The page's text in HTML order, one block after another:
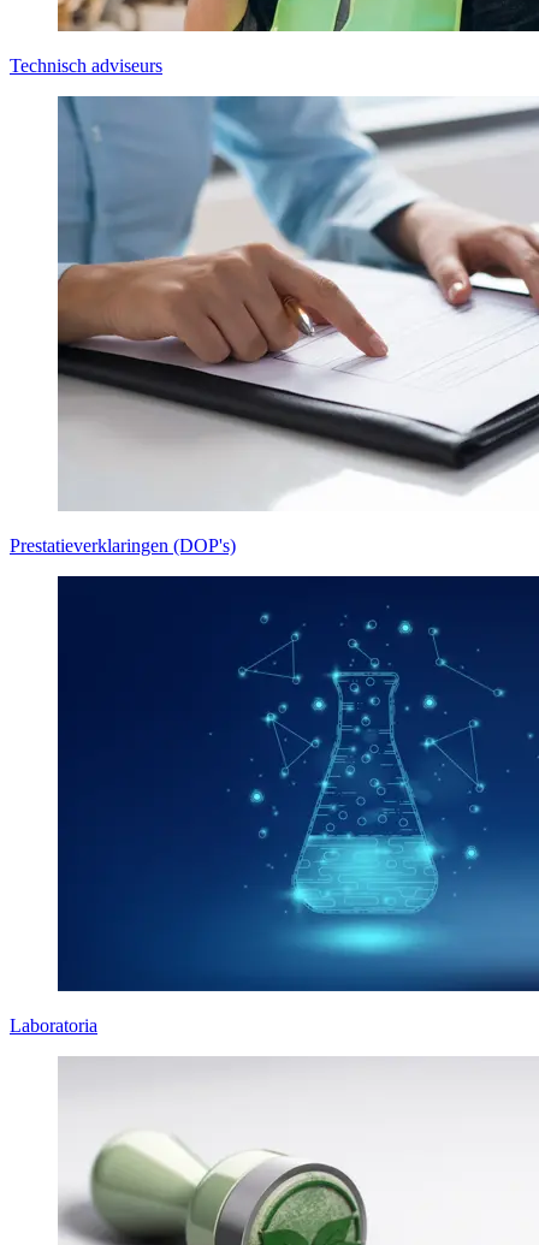
Technisch adviseurs
Prestatieverklaringen (DOP's)
Laboratoria